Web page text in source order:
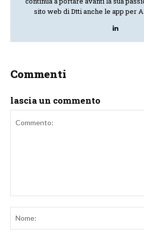
sito web di Dtti anche le app per
Commenti
lascia un commento